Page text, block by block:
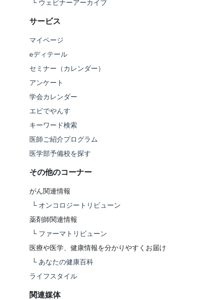
└ ウェビナーアーカイブ
サービス
マイページ
eディテール
セミナー（カレンダー）
アンケート
学会カレンダー
エビでやんす
キーワード検索
医師ご紹介プログラム
医学部予備校を探す
その他のコーナー
がん関連情報
└ オンコロジートリビューン
薬剤師関連情報
└ ファーマトリビューン
医療や医学、健康情報を分かりやすくお届け
└ あなたの健康百科
ライフスタイル
関連媒体